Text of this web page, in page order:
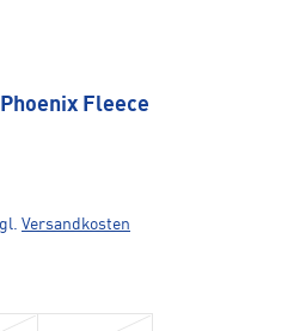
Fleece
Versandkosten